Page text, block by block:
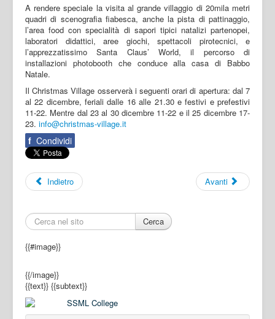
A rendere speciale la visita al grande villaggio di 20mila metri
quadri di scenografia fiabesca, anche la pista di pattinaggio,
l’area food con specialità di sapori tipici natalizi partenopei,
laboratori didattici, aree giochi, spettacoli pirotecnici, e
l’apprezzatissimo Santa Claus’ World, il percorso di
installazioni photobooth che conduce alla casa di Babbo
Natale.
Il Christmas Village osserverà i seguenti orari di apertura: dal 7
al 22 dicembre, feriali dalle 16 alle 21.30 e festivi e prefestivi
11-22. Mentre dal 23 al 30 dicembre 11-22 e il 25 dicembre 17-
23. info@christmas-village.it
f Condividi
Indietro Avanti
Cerca
{{#image}}
{{/image}}
{{text}} {{subtext}}